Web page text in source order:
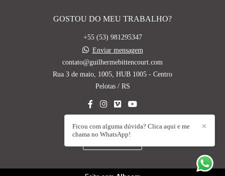
GOSTOU DO MEU TRABALHO?
+55 (53) 981295347
Enviar mensagem
contato@guilhermebittencourt.com
Rua 3 de maio, 1005, HUB 1005 - Centro
Pelotas / RS
CONTATO
✕
Ficou com alguma dúvida? Clica aqui e me
chama no WhatsApp!